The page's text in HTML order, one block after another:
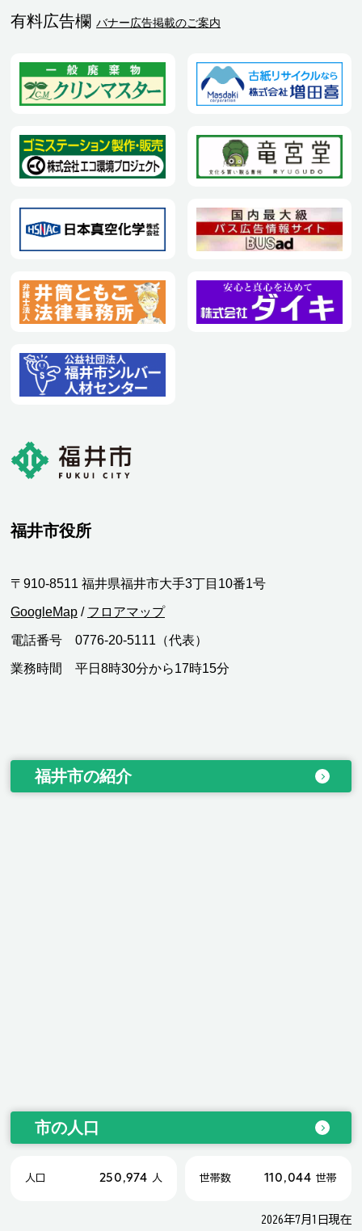
有料広告欄 バナー広告掲載のご案内
福井市役所
〒910-8511 福井県福井市大手3丁目10番1号
GoogleMap / フロアマップ
電話番号 0776-20-5111（代表）
業務時間 平日8時30分から17時15分
福井市の紹介
市の人口
人口 250,974 人 世帯数 110,044 世帯
2026年7月1日現在